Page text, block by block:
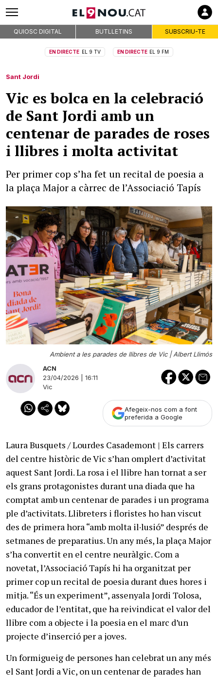
QUIOSC DIGITAL BUTLLETINS SUBSCRIU-TE
EN DIRECTE EL 9 TV EN DIRECTE EL 9 FM
Sant Jordi
Vic es bolca en la celebració
de Sant Jordi amb un
centenar de parades de roses
i llibres i molta activitat
Per primer cop s’ha fet un recital de poesia a
la plaça Major a càrrec de l’Associació Tapís
Ambient a les parades de llibres de Vic |Albert Llimós
ACN
23/04/2026 | 16:11
Vic
Afegeix-nos com a font
preferida a Google
Laura Busquets / Lourdes Casademont | Els carrers
del centre històric de Vic s’han omplert d’activitat
aquest Sant Jordi. La rosa i el llibre han tornat a ser
els grans protagonistes durant una diada que ha
comptat amb un centenar de parades i un programa
ple d’activitats. Llibreters i floristes ho han viscut
des de primera hora “amb molta il·lusió” després de
setmanes de preparatius. Un any més, la plaça Major
s’ha convertit en el centre neuràlgic. Com a
novetat, l’Associació Tapís hi ha organitzat per
primer cop un recital de poesia durant dues hores i
mitja. “És un experiment”, assenyala Jordi Tolosa,
educador de l’entitat, que ha reivindicat el valor del
llibre com a objecte i la poesia en el marc d’un
projecte d’inserció per a joves.
Un formigueig de persones han celebrat un any més
el Sant Jordi a Vic, on un centenar de parades han